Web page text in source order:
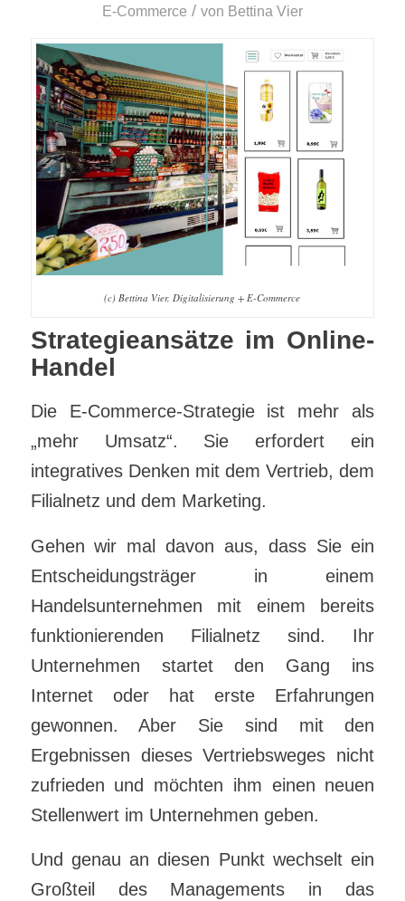
E-Commerce / von Bettina Vier
(c) Bettina Vier, Digitalisierung + E-Commerce
Strategieansätze im Online-
Handel
Die E-Commerce-Strategie ist mehr als
„mehr Umsatz“. Sie erfordert ein
integratives Denken mit dem Vertrieb, dem
Filialnetz und dem Marketing.
Gehen wir mal davon aus, dass Sie ein
Entscheidungsträger in einem
Handelsunternehmen mit einem bereits
funktionierenden Filialnetz sind. Ihr
Unternehmen startet den Gang ins
Internet oder hat erste Erfahrungen
gewonnen. Aber Sie sind mit den
Ergebnissen dieses Vertriebsweges nicht
zufrieden und möchten ihm einen neuen
Stellenwert im Unternehmen geben.
Und genau an diesen Punkt wechselt ein
Großteil des Managements in das